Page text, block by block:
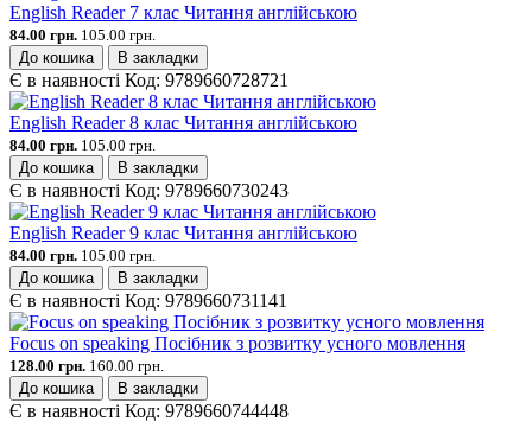
English Reader 7 клас Читання англійською
84.00 грн. 105.00 грн.
До кошика
В закладки
Є в наявності Код: 9789660728721
English Reader 8 клас Читання англійською
84.00 грн. 105.00 грн.
До кошика
В закладки
Є в наявності Код: 9789660730243
English Reader 9 клас Читання англійською
84.00 грн. 105.00 грн.
До кошика
В закладки
Є в наявності Код: 9789660731141
Focus on speaking Посібник з розвитку усного мовлення
128.00 грн. 160.00 грн.
До кошика
В закладки
Є в наявності Код: 9789660744448